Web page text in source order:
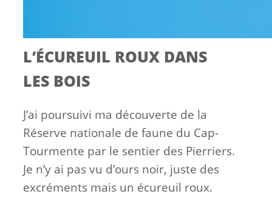
L’ÉCUREUIL ROUX DANS
LES BOIS
J’ai poursuivi ma découverte de la
Réserve nationale de faune du Cap-
Tourmente par le sentier des Pierriers.
Je n’y ai pas vu d’ours noir, juste des
excréments mais un écureuil roux.